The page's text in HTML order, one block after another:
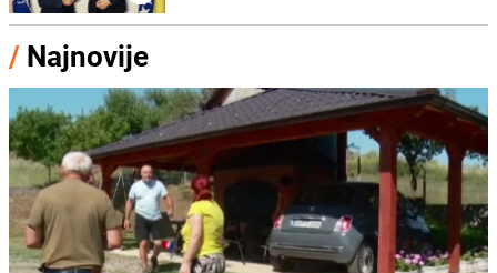
/ Najnovije